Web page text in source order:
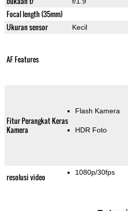
Focal length (35mm)
Ukuran sensor Kecil
AF Features
Fitur Perangkat Keras
Kamera
Flash Kamera
HDR Foto
resolusi video 1080p/30fps